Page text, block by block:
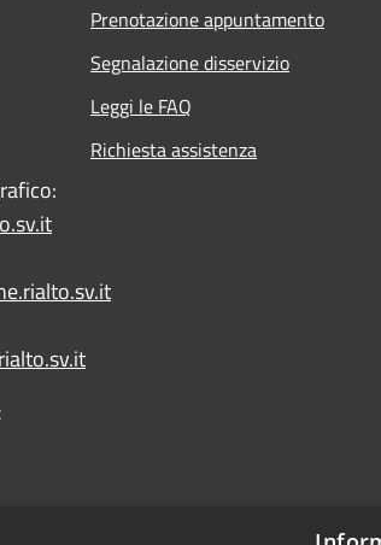
Prenotazione appuntamento
Segnalazione disservizio
Leggi le FAQ
Richiesta assistenza